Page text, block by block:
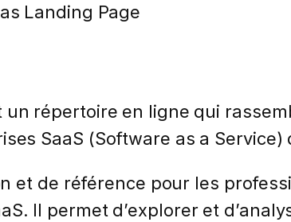
Landing Page
un répertoire en ligne qui
SaaS (Software as a Service)
et de référence pour les
Il permet d’explorer et